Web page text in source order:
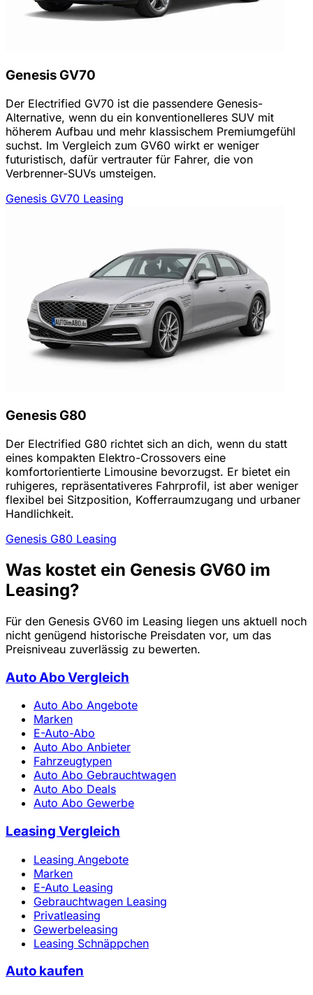
Genesis GV70
Der Electrified GV70 ist die passendere Genesis-
Alternative, wenn du ein konventionelleres SUV mit
höherem Aufbau und mehr klassischem Premiumgefühl
suchst. Im Vergleich zum GV60 wirkt er weniger
futuristisch, dafür vertrauter für Fahrer, die von
Verbrenner-SUVs umsteigen.
Genesis GV70 Leasing
Genesis G80
Der Electrified G80 richtet sich an dich, wenn du statt
eines kompakten Elektro-Crossovers eine
komfortorientierte Limousine bevorzugst. Er bietet ein
ruhigeres, repräsentativeres Fahrprofil, ist aber weniger
flexibel bei Sitzposition, Kofferraumzugang und urbaner
Handlichkeit.
Genesis G80 Leasing
Was kostet ein Genesis GV60 im
Leasing?
Für den Genesis GV60 im Leasing liegen uns aktuell noch
nicht genügend historische Preisdaten vor, um das
Preisniveau zuverlässig zu bewerten.
Auto Abo Vergleich
Auto Abo Angebote
Marken
E-Auto-Abo
Auto Abo Anbieter
Fahrzeugtypen
Auto Abo Gebrauchtwagen
Auto Abo Deals
Auto Abo Gewerbe
Leasing Vergleich
Leasing Angebote
Marken
E-Auto Leasing
Gebrauchtwagen Leasing
Privatleasing
Gewerbeleasing
Leasing Schnäppchen
Auto kaufen